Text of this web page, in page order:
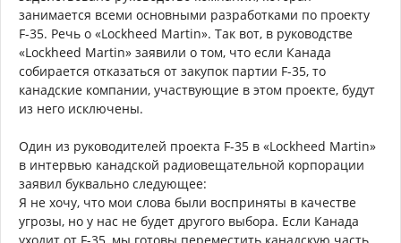
занимается всеми основными разработками по проекту
F-35. Речь о «Lockheed Martin». Так вот, в руководстве
«Lockheed Martin» заявили о том, что если Канада
собирается отказаться от закупок партии F-35, то
канадские компании, участвующие в этом проекте, будут
из него исключены.
Один из руководителей проекта F-35 в «Lockheed Martin»
в интервью канадской радиовещательной корпорации
заявил буквально следующее:
Я не хочу, что мои слова были восприняты в качестве
угрозы, но у нас не будет другого выбора. Если Канада
уходит от F-35, мы готовы переместить канадскую часть